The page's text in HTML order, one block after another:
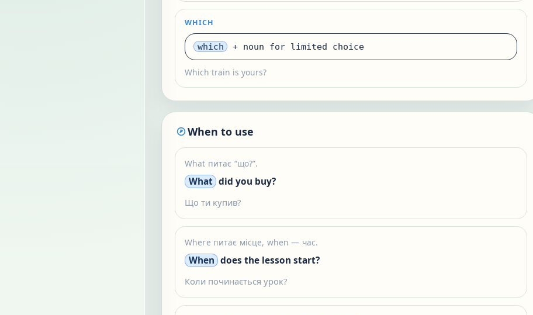
WHICH
which + noun for limited choice
Which train is yours?
When to use
What питає “що?”.
What did you buy?
Що ти купив?
Where питає місце, when — час.
When does the lesson start?
Коли починається урок?